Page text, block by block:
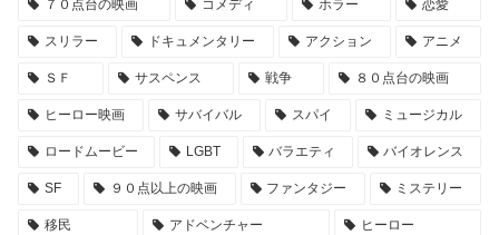
７０点台の映画 コメディ ホラー 恋愛
スリラー ドキュメンタリー アクション アニメ
ＳＦ サスペンス 戦争 ８０点台の映画
ヒーロー映画 サバイバル スパイ ミュージカル
ロードムービー LGBT バラエティ バイオレンス
SF ９０点以上の映画 ファンタジー ミステリー
移民 アドベンチャー ヒーロー